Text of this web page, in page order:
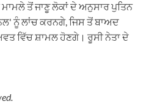
ਤੋਂ ਜਾਣੂ ਲੋਕਾਂ ਦੇ ਅਨੁਸਾਰ ਪੁਤਿਨ
ਨੂੰ ਲਾਂਚ ਕਰਨਗੇ, ਜਿਸ ਤੋਂ ਬਾਅਦ
ਵਿੱਚ ਸ਼ਾਮਲ ਹੋਣਗੇ। ਰੂਸੀ ਨੇਤਾ ਦੇ